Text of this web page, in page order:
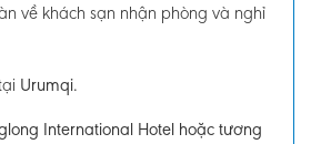
về khách sạn nhận phòng và nghỉ
Urumqi.
International Hotel hoặc tương